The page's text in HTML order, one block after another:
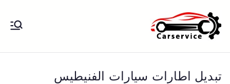
إلى
المحتوى
الكويت
بنشر متنقل الكويت كهرباء وبنشر تبديل
بارخص الاسعار
تبديل اطارات سيارات الفنيطيس